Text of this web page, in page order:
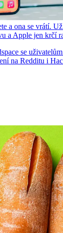
a ona se vrátí.
a Apple jen krčí
se
na Redditu i